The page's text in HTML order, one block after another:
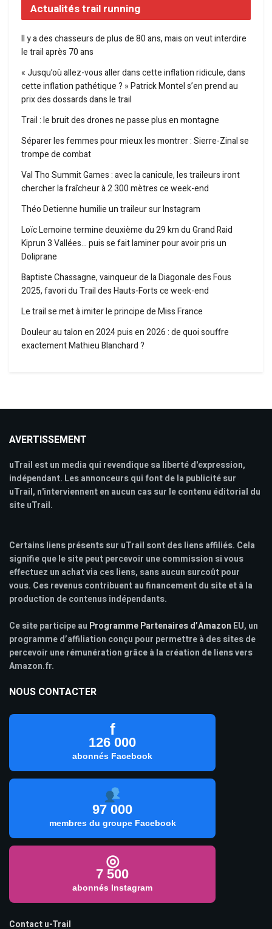
Actualités trail running
Il y a des chasseurs de plus de 80 ans, mais on veut interdire
le trail après 70 ans
« Jusqu’où allez-vous aller dans cette inflation ridicule, dans
cette inflation pathétique ? » Patrick Montel s’en prend au
prix des dossards dans le trail
Trail : le bruit des drones ne passe plus en montagne
Séparer les femmes pour mieux les montrer : Sierre-Zinal se
trompe de combat
Val Tho Summit Games : avec la canicule, les traileurs iront
chercher la fraîcheur à 2 300 mètres ce week-end
Théo Detienne humilie un traileur sur Instagram
Loïc Lemoine termine deuxième du 29 km du Grand Raid
Kiprun 3 Vallées… puis se fait laminer pour avoir pris un
Doliprane
Baptiste Chassagne, vainqueur de la Diagonale des Fous
2025, favori du Trail des Hauts-Forts ce week-end
Le trail se met à imiter le principe de Miss France
Douleur au talon en 2024 puis en 2026 : de quoi souffre
exactement Mathieu Blanchard ?
AVERTISSEMENT
uTrail est un media qui revendique sa liberté d'expression,
indépendant. Les annonceurs qui font de la publicité sur
uTrail, n'interviennent en aucun cas sur le contenu éditorial du
site uTrail.
Certains liens présents sur uTrail sont des liens affiliés. Cela
signifie que le site peut percevoir une commission si vous
effectuez un achat via ces liens, sans aucun surcoût pour
vous. Ces revenus contribuent au financement du site et à la
production de contenus indépendants.
Ce site participe au Programme Partenaires d’Amazon EU, un
programme d’affiliation conçu pour permettre à des sites de
percevoir une rémunération grâce à la création de liens vers
Amazon.fr.
NOUS CONTACTER
f
126 000
abonnés Facebook
97 000
membres du groupe Facebook
◎
7 500
abonnés Instagram
Contact u-Trail